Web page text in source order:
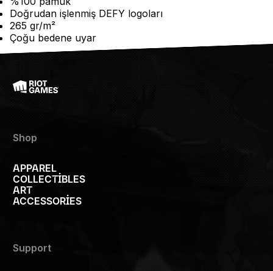
Doğrudan işlenmiş DEFY logoları
265 gr/m²
Çoğu bedene uyar
Shop
APPAREL
COLLECTIBLES
ART
ACCESSORIES
Support